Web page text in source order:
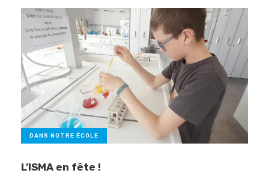
DANS NOTRE ÉCOLE
L’ISMA en fête !